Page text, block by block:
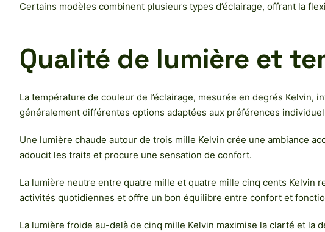
Certains modèles combinent plusieurs types d’éclairage, offrant la
Qualité de lumière et
La température de couleur de l’éclairage, mesurée en degrés Kelvin,
généralement différentes options adaptées aux préférences
Une lumière chaude autour de trois mille Kelvin crée une ambiance
adoucit les traits et procure une sensation de confort.
La lumière neutre entre quatre mille et quatre mille cinq cents
activités quotidiennes et offre un bon équilibre entre confort et
La lumière froide au-delà de cinq mille Kelvin maximise la clarté et